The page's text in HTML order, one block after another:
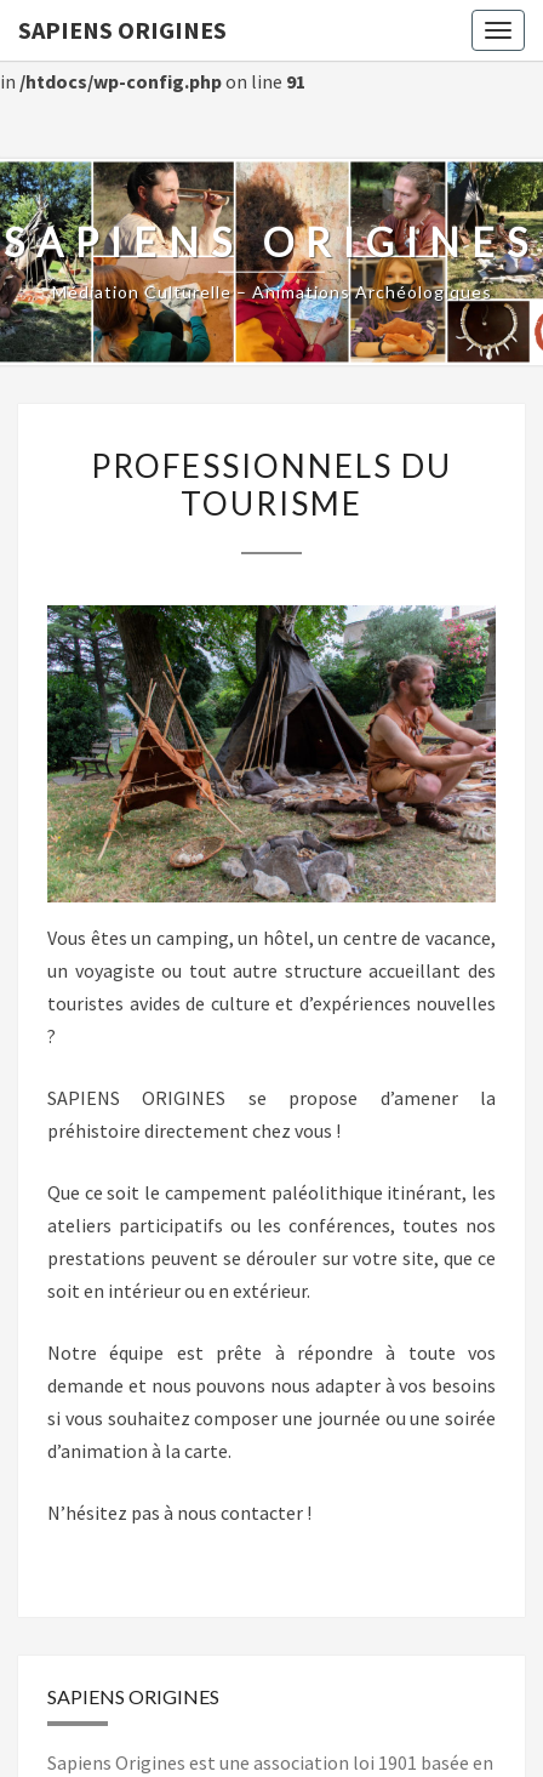
: Constant WP_CRON_LOCK_TIMEOUT already defined
in /htdocs/wp-config.phpon line 91
SAPIENS ORIGINES
SAPIENS ORIGINES
Médiation Culturelle – Animations Archéologiques
DU
TOURISME
PROFESSIONNELS DU
TOURISME
Vous êtes un camping, un hôtel, un centre de vacance,
un voyagiste ou tout autre structure accueillant des
touristes avides de culture et d’expériences nouvelles
?
SAPIENS ORIGINES se propose d’amener la
préhistoire directement chez vous !
Que ce soit le campement paléolithique itinérant, les
ateliers participatifs ou les conférences, toutes nos
prestations peuvent se dérouler sur votre site, que ce
soit en intérieur ou en extérieur.
Notre équipe est prête à répondre à toute vos
demande et nous pouvons nous adapter à vos besoins
si vous souhaitez composer une journée ou une soirée
d’animation à la carte.
N’hésitez pas à nous contacter !
SAPIENS ORIGINES
Sapiens Origines est une association loi 1901 basée en